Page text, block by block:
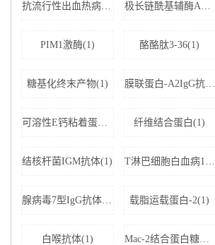
抗流行性出血热病毒IgM抗体(1) 极长链酰基辅酶A脱氢酶(1)
PIM1激酶(1) 酪酪肽3-36(1)
糖基化终末产物(1) 膜联蛋白-A2IgG抗体(1)
可溶性E钙粘着蛋白;可溶性上皮性钙黏附蛋白(1) 纤维结合蛋白(1)
结核杆菌IGM抗体(1) T淋巴细胞白血病1+2型病毒(1)
腺病毒7型IgG抗体(1) 载脂运载蛋白-2(1)
白喉抗体(1) Mac-2结合蛋白糖基化异构体(1)